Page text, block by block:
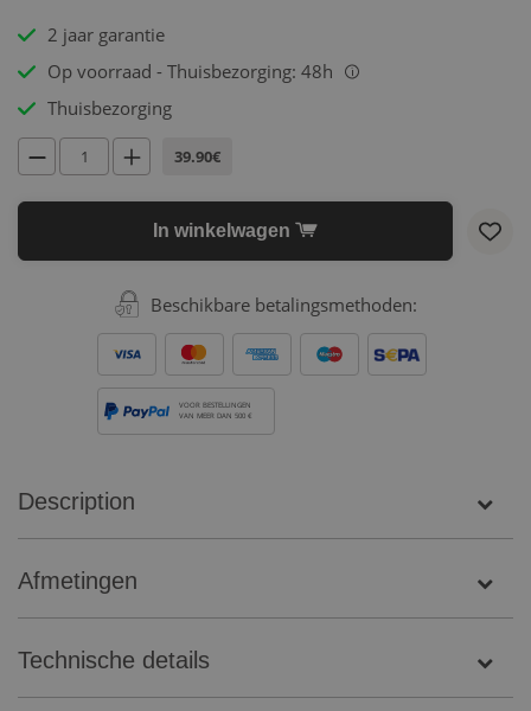
2 jaar garantie
Op voorraad - Thuisbezorging: 48h
i
Thuisbezorging
39.90€
In winkelwagen
Beschikbare betalingsmethoden:
VOOR BESTELLINGEN
VAN MEER DAN 500 €
Description
Afmetingen
Technische details